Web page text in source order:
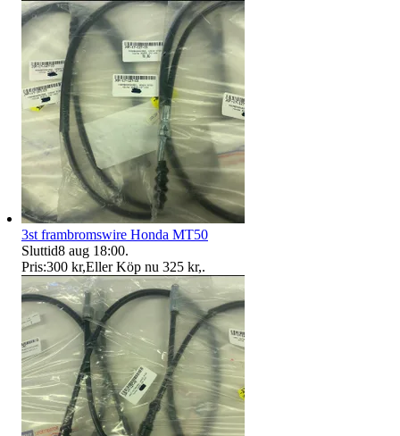
3st frambromswire Honda MT50
Sluttid8 aug 18:00.
Pris:300 kr,Eller Köp nu 325 kr,.